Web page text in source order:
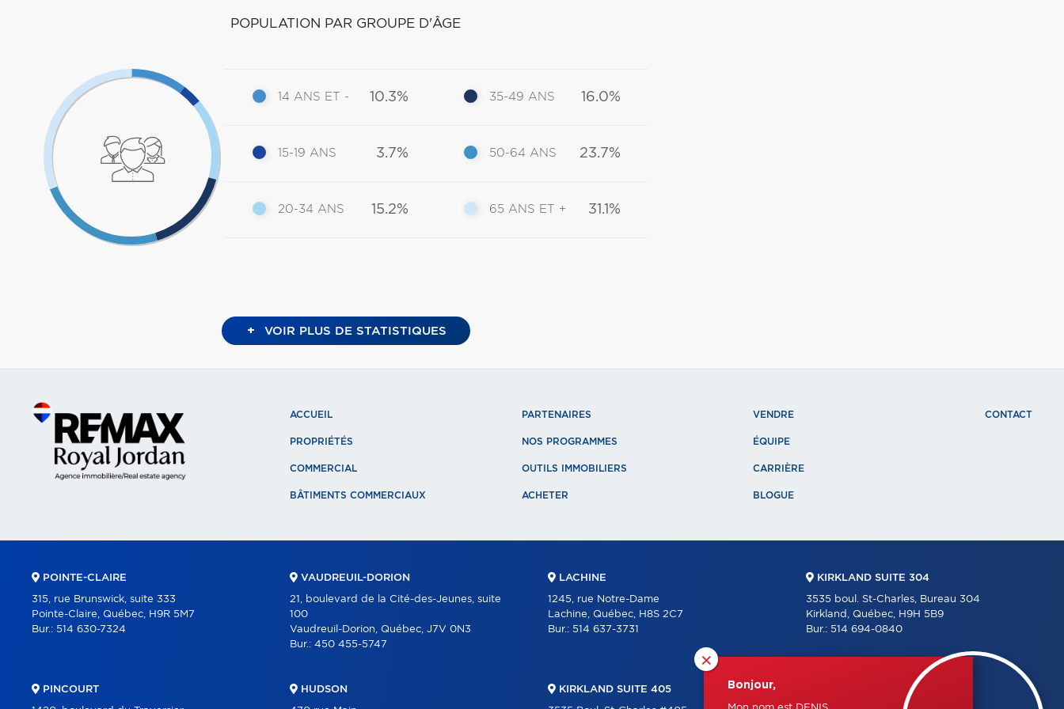
POPULATION PAR GROUPE D'ÂGE
14 ANS ET - 10.3%
15-19 ANS 3.7%
20-34 ANS 15.2%
35-49 ANS 16.0%
50-64 ANS 23.7%
65 ANS ET + 31.1%
+ VOIR PLUS DE STATISTIQUES
×
Bonjour,
ACCUEIL
PROPRIÉTÉS
COMMERCIAL
BÂTIMENTS COMMERCIAUX
PARTENAIRES
NOS PROGRAMMES
OUTILS IMMOBILIERS
ACHETER
VENDRE
ÉQUIPE
CARRIÈRE
BLOGUE
CONTACT
POINTE-CLAIRE
315, rue Brunswick, suite 333
Pointe-Claire, Québec, H9R 5M7
Bur.: 514 630-7324
PINCOURT
VAUDREUIL-DORION
21, boulevard de la Cité-des-Jeunes, suite
100
Vaudreuil-Dorion, Québec, J7V 0N3
Bur.: 450 455-5747
HUDSON
LACHINE
1245, rue Notre-Dame
Lachine, Québec, H8S 2C7
Bur.: 514 637-3731
KIRKLAND SUITE 405
KIRKLAND SUITE 304
3535 boul. St-Charles, Bureau 304
Kirkland, Québec, H9H 5B9
Bur.: 514 694-0840
RESTONS EN CONTACT